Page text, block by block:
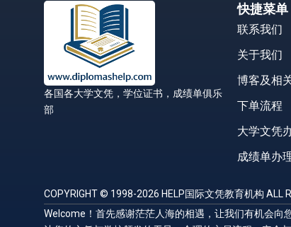
各国各大学文凭，学位证书，成绩单俱乐
部
快捷菜单
联系我们
关于我们
博客及相
下单流程
大学文凭
成绩单办
COPYRIGHT © 1998-2026 HELP国际文凭教育机构 ALL
Welcome！首先感谢茫茫人海的相遇，让我们有机会向